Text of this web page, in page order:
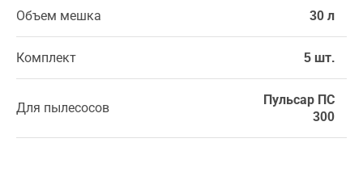
Объем мешка 30 л
Комплект 5 шт.
Для пылесосов
Пульсар ПС
300